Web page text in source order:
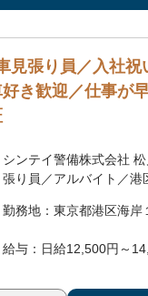
見張り員／入社祝
き歓迎／仕事が
シンテイ警備株式会社
張り員／アルバイト／港
勤務地：東京都港区海岸
給与：日給12,500円～